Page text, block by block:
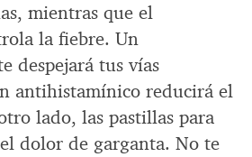
mientras que el
la fiebre. Un
despejará tus vías
antihistamínico reducirá el
lado, las pastillas para
dolor de garganta. No te